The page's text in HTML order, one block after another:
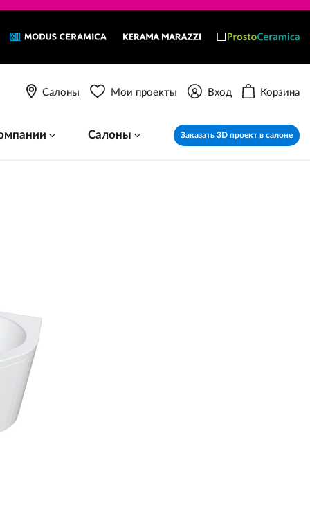
Салоны Мои проекты Вход Корзина
Салоны Заказать 3D проект в салоне